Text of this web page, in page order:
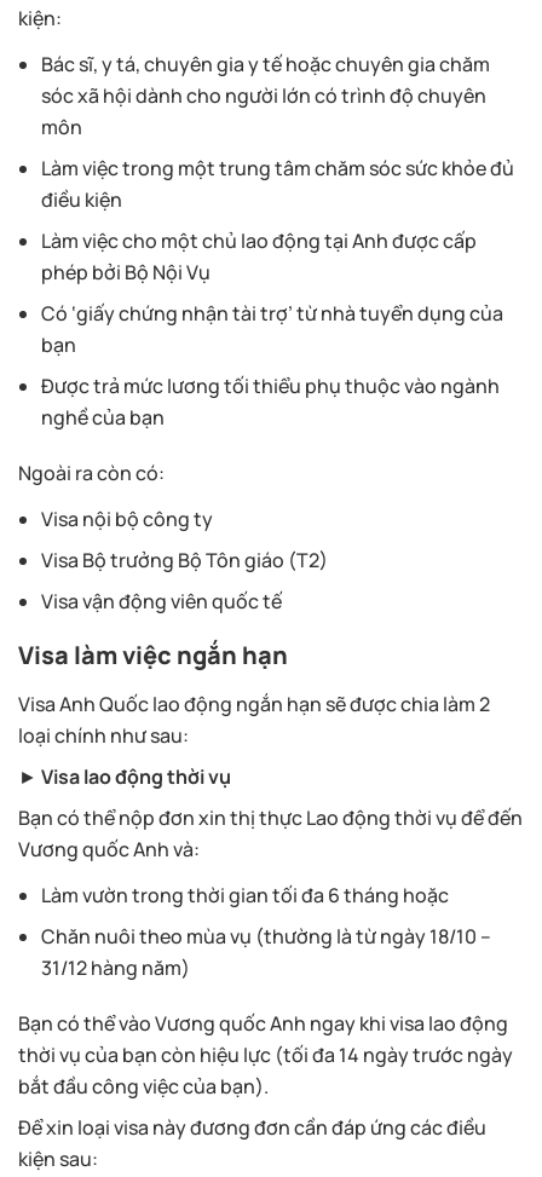
kiện:
Bác sĩ, y tá, chuyên gia y tế hoặc chuyên gia chăm
sóc xã hội dành cho người lớn có trình độ chuyên
môn
Làm việc trong một trung tâm chăm sóc sức khỏe đủ
điều kiện
Làm việc cho một chủ lao động tại Anh được cấp
phép bởi Bộ Nội Vụ
Có ‘giấy chứng nhận tài trợ’ từ nhà tuyển dụng của
bạn
Được trả mức lương tối thiểu phụ thuộc vào ngành
nghề của bạn
Ngoài ra còn có:
Visa nội bộ công ty
Visa Bộ trưởng Bộ Tôn giáo (T2)
Visa vận động viên quốc tế
Visa làm việc ngắn hạn
Visa Anh Quốc lao động ngắn hạn sẽ được chia làm 2
loại chính như sau:
► Visa lao động thời vụ
Bạn có thể nộp đơn xin thị thực Lao động thời vụ để đến
Vương quốc Anh và:
Làm vườn trong thời gian tối đa 6 tháng hoặc
Chăn nuôi theo mùa vụ (thường là từ ngày 18/10 –
31/12 hàng năm)
Bạn có thể vào Vương quốc Anh ngay khi visa lao động
thời vụ của bạn còn hiệu lực (tối đa 14 ngày trước ngày
bắt đầu công việc của bạn).
Để xin loại visa này đương đơn cần đáp ứng các điều
kiện sau: